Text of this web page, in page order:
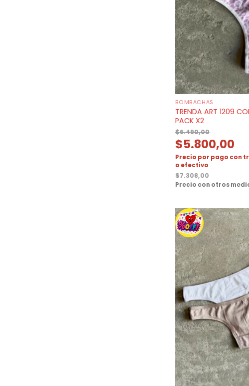
BOMBACHAS
TRENDA ART 1209
PACK X2
$6.490,00
$5.800,00
Precio por pago con
o efectivo
$7.308,00
Precio con otros